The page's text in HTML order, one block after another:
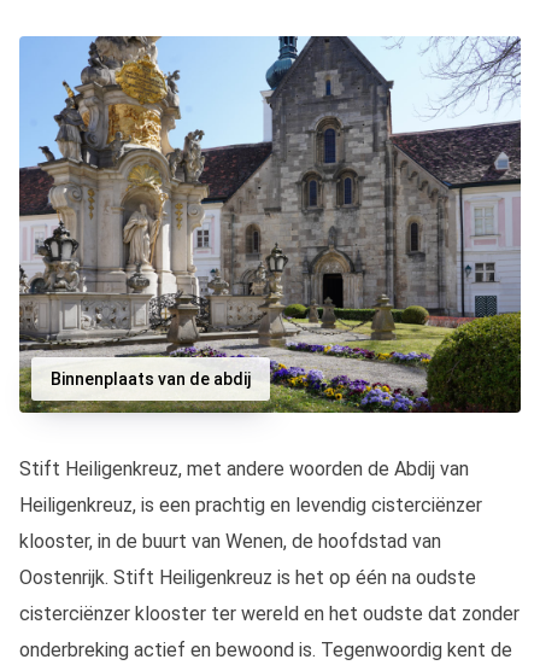
Binnenplaats van de abdij
Stift Heiligenkreuz, met andere woorden de Abdij van
Heiligenkreuz, is een prachtig en levendig cisterciënzer
klooster, in de buurt van Wenen, de hoofdstad van
Oostenrijk. Stift Heiligenkreuz is het op één na oudste
cisterciënzer klooster ter wereld en het oudste dat zonder
onderbreking actief en bewoond is. Tegenwoordig kent de